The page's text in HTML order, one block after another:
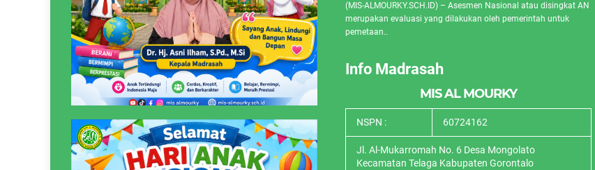
(MIS-ALMOURKY.SCH.ID) – Asesmen Nasional atau disingkat AN
merupakan evaluasi yang dilakukan oleh pemerintah untuk
pemetaan..
Info Madrasah
MIS AL MOURKY
NSPN : 60724162
Jl. Al-Mukarromah No. 6 Desa Mongolato
Kecamatan Telaga Kabupaten Gorontalo